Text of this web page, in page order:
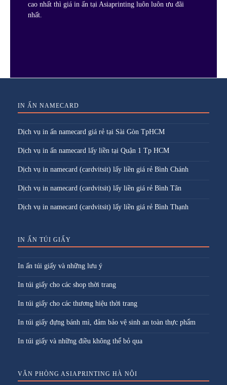
cao nhất thì giá in ấn tại Asiaprinting luôn luôn ưu đãi
nhất.
IN ẤN NAMECARD
Dịch vụ in ấn namecard giá rẻ tại Sài Gòn TpHCM
Dịch vụ in ấn namecard lấy liền tại Quận 1 Tp HCM
Dịch vụ in namecard (cardvitsit) lấy liền giá rẻ Bình Chánh
Dịch vụ in namecard (cardvitsit) lấy liền giá rẻ Bình Tân
Dịch vụ in namecard (cardvitsit) lấy liền giá rẻ Bình Thạnh
IN ẤN TÚI GIẤY
In ấn túi giấy và những lưu ý
In túi giấy cho các shop thời trang
In túi giấy cho các thương hiệu thời trang
In túi giấy đựng bánh mì, đảm bảo vệ sinh an toàn thực phẩm
In túi giấy và những điều không thể bỏ qua
VĂN PHÒNG ASIAPRINTING HÀ NỘI